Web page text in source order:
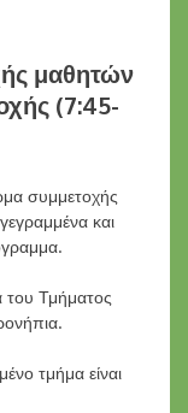
μαθητών
(7:45-
συμμετοχής
και
του Τμήματος
τμήμα είναι